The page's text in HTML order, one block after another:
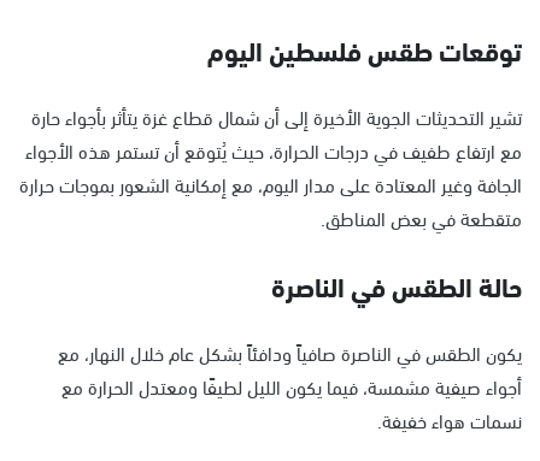
توقعات طقس فلسطين اليوم
تشير التحديثات الجوية الأخيرة إلى أن شمال قطاع غزة يتأثر بأجواء حارة
مع ارتفاع طفيف في درجات الحرارة، حيث يُتوقع أن تستمر هذه الأجواء
الجافة وغير المعتادة على مدار اليوم، مع إمكانية الشعور بموجات حرارة
متقطعة في بعض المناطق.
حالة الطقس في الناصرة
يكون الطقس في الناصرة صافياً ودافئاً بشكل عام خلال النهار، مع
أجواء صيفية مشمسة، فيما يكون الليل لطيفًا ومعتدل الحرارة مع
نسمات هواء خفيفة.